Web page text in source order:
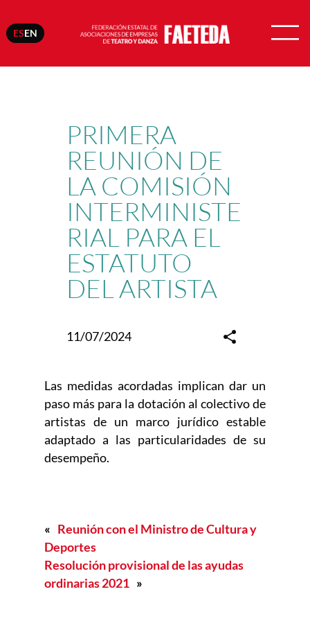
ESEN
Saltar
PRIMERA
REUNIÓN DE
LA COMISIÓN
INTERMINISTE
RIAL PARA EL
ESTATUTO
DEL ARTISTA
11/07/2024
Las medidas acordadas implican dar un
paso más para la dotación al colectivo de
artistas de un marco jurídico estable
adaptado a las particularidades de su
desempeño.
« Reunión con el Ministro de Cultura y
Deportes
Resolución provisional de las ayudas
ordinarias 2021 »